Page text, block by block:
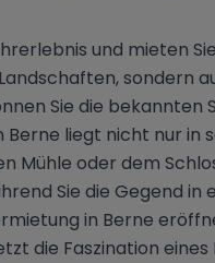
und mieten
sondern
Sie die
Berne liegt nicht nur
Mühle oder dem
Sie die Gegend
in Berne
die Faszination